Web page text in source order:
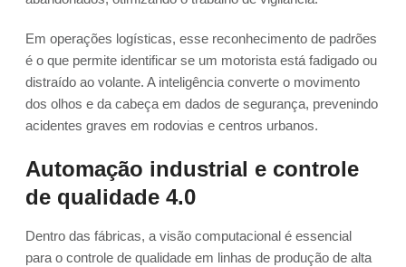
Em operações logísticas, esse reconhecimento de padrões
é o que permite identificar se um motorista está fadigado ou
distraído ao volante. A inteligência converte o movimento
dos olhos e da cabeça em dados de segurança, prevenindo
acidentes graves em rodovias e centros urbanos.
Automação industrial e controle
de qualidade 4.0
Dentro das fábricas, a visão computacional é essencial
para o controle de qualidade em linhas de produção de alta